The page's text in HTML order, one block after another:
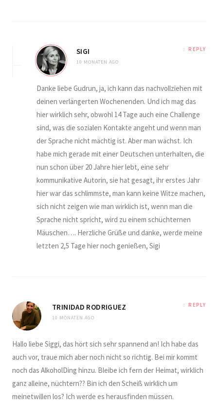
SIGI
10 MONATEN AGO
REPLY
Danke liebe Gudrun, ja, ich kann das nachvollziehen mit
deinen verlängerten Wochenenden. Und ich mag das
hier wirklich sehr, obwohl 14 Tage auch eine Challenge
sind, was die sozialen Kontakte angeht und wenn man
der Sprache nicht mächtig ist. Aber man wächst. Ich
habe mich gerade mit einer Deutschen unterhalten, die
nun schon über 20 Jahre hier lebt, eine sehr
kommunikative Autorin, sie hat gesagt, ihr erstes Jahr
hier war das schlimmste, man kann keine Witze machen,
sich nicht zeigen wie man wirklich ist, wenn man die
Sprache nicht spricht, wird zu einem schüchternen
Mäuschen…. Herzliche Grüße und danke, werde meine
letzten 2,5 Tage hier noch genießen, Sigi
TRINIDAD RODRIGUEZ
10 MONATEN AGO
REPLY
Hallo liebe Siggi, das hört sich sehr spannend an! Ich habe das
auch vor, traue mich aber noch nicht so richtig. Bei mir kommt
noch das AlkoholDing hinzu. Bleibe ich fern der Heimat, wirklich
ganz alleine, nüchtern?? Bin ich den Scheiß wirklich um
meinetwillen los? Ich werde es herausfinden müssen.